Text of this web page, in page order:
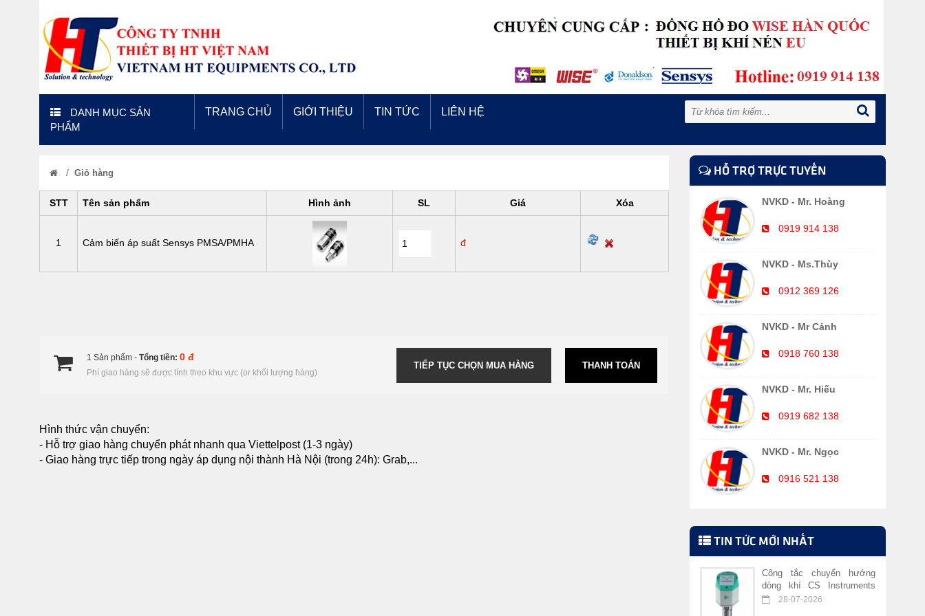
DANH MỤC SẢN
PHẨM
TRANG CHỦ GIỚI THIỆU TIN TỨC LIÊN HỆ
/ Giỏ hàng
STT Tên sản phẩm Hình ảnh SL Giá Xóa
1 Cảm biến áp suất Sensys PMSA/PMHA đ
1 Sản phẩm - Tổng tiền: 0 đ
Phí giao hàng sẽ được tính theo khu vực (or khối lượng hàng)
THANH TOÁN
TIẾP TỤC CHỌN MUA HÀNG
Hình thức vận chuyển:
- Hỗ trợ giao hàng chuyển phát nhanh qua Viettelpost (1-3 ngày)
- Giao hàng trực tiếp trong ngày áp dụng nội thành Hà Nội (trong 24h): Grab,...
HỖ TRỢ TRỰC TUYẾN
NVKD - Mr. Hoàng
0919 914 138
NVKD - Ms.Thùy
0912 369 126
NVKD - Mr Cảnh
0918 760 138
NVKD - Mr. Hiếu
0919 682 138
NVKD - Mr. Ngọc
0916 521 138
TIN TỨC MỚI NHẤT
Công tắc chuyển hướng
dòng khí CS Instruments
VA 40928-07-2026